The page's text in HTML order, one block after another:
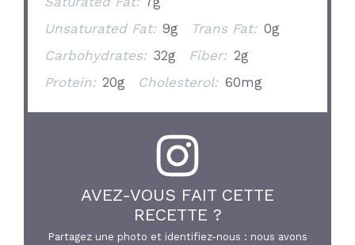
Unsaturated Fat: 9g Trans Fat: 0g
Carbohydrates: 32g Fiber: 2g
Protein: 20g Cholesterol: 60mg
AVEZ-VOUS FAIT CETTE
RECETTE ?
Partagez une photo et identifiez-nous : nous avons